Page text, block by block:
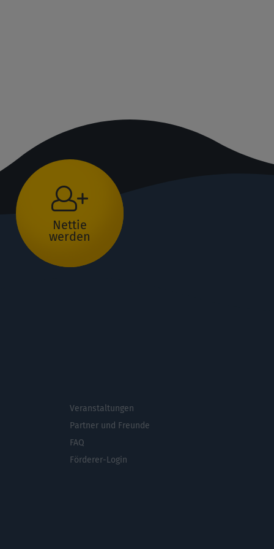
Nettie
werden
Veranstaltungen
Partner und Freunde
FAQ
Förderer-Login